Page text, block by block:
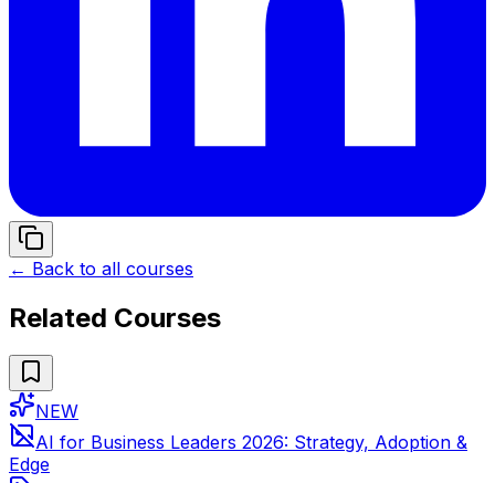
← Back to all courses
Related Courses
NEW
AI for Business Leaders 2026: Strategy, Adoption &
Edge